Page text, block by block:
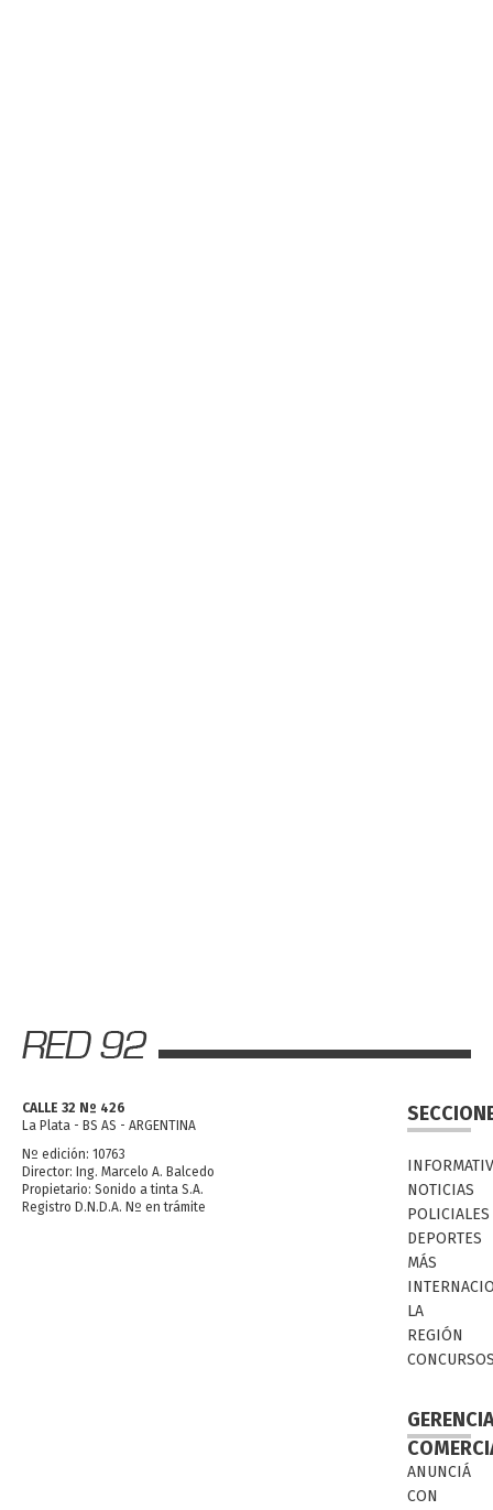
CALLE 32 Nº 426
La Plata - BS AS - ARGENTINA
Nº edición: 10763
Director: Ing. Marcelo A. Balcedo
Propietario: Sonido a tinta S.A.
Registro D.N.D.A. Nº en trámite
NOTICIAS
POLICIALES
DEPORTES
MÁS
LA
REGIÓN
ANUNCIÁ
CON